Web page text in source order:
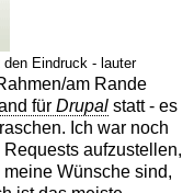
Eindruck - lauter
am Rande
für Drupal statt - es
Ich war noch
aufzustellen,
Wünsche sind,